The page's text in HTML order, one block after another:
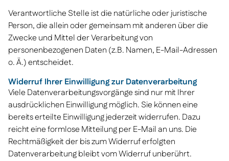
Verantwortliche Stelle ist die natürliche oder juristische
Person, die allein oder gemeinsam mit anderen über die
Zwecke und Mittel der Verarbeitung von
personenbezogenen Daten (z.B. Namen, E-Mail-Adressen
o. Ä.) entscheidet.
Widerruf Ihrer Einwilligung zur Datenverarbeitung
Viele Datenverarbeitungsvorgänge sind nur mit Ihrer
ausdrücklichen Einwilligung möglich. Sie können eine
bereits erteilte Einwilligung jederzeit widerrufen. Dazu
reicht eine formlose Mitteilung per E-Mail an uns. Die
Rechtmäßigkeit der bis zum Widerruf erfolgten
Datenverarbeitung bleibt vom Widerruf unberührt.